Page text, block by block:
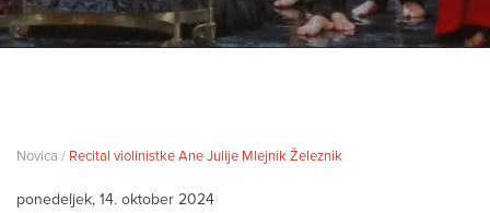
Novica / Recital violinistke Ane Julije Mlejnik Železnik
ponedeljek, 14. oktober 2024